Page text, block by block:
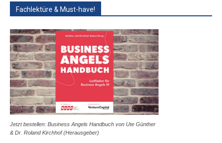
Fachlektüre & Must-have!
Jetzt bestellen: Business Angels Handbuch von Ute Günther
& Dr. Roland Kirchhof (Herausgeber)